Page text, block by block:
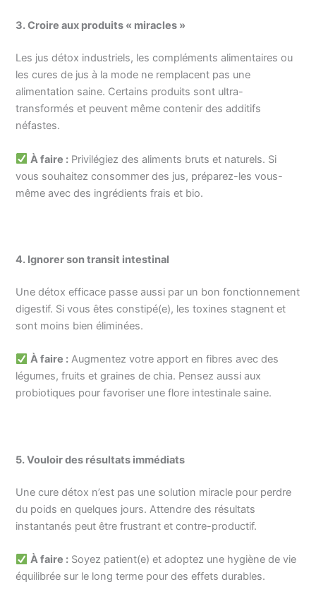
3. Croire aux produits « miracles »
Les jus détox industriels, les compléments alimentaires ou
les cures de jus à la mode ne remplacent pas une
alimentation saine. Certains produits sont ultra-
transformés et peuvent même contenir des additifs
néfastes.
À faire : Privilégiez des aliments bruts et naturels. Si
vous souhaitez consommer des jus, préparez-les vous-
même avec des ingrédients frais et bio.
4. Ignorer son transit intestinal
Une détox efficace passe aussi par un bon fonctionnement
digestif. Si vous êtes constipé(e), les toxines stagnent et
sont moins bien éliminées.
À faire : Augmentez votre apport en fibres avec des
légumes, fruits et graines de chia. Pensez aussi aux
probiotiques pour favoriser une flore intestinale saine.
5. Vouloir des résultats immédiats
Une cure détox n’est pas une solution miracle pour perdre
du poids en quelques jours. Attendre des résultats
instantanés peut être frustrant et contre-productif.
À faire : Soyez patient(e) et adoptez une hygiène de vie
équilibrée sur le long terme pour des effets durables.